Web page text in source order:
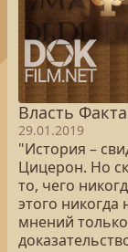
Власть
29.01.2019
"История –
Цицерон. Но
то, чего
этого
мнений